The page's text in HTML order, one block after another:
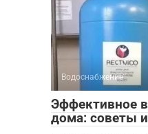
Водоснабжение
Эффективное
дома: советы